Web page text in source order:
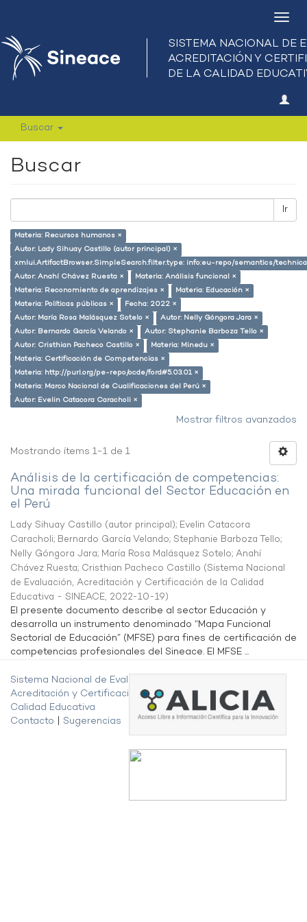
Buscar
Buscar
Ir
Materia: Recursos humanos ×
Autor: Lady Sihuay Castillo (autor principal) ×
xmlui.ArtifactBrowser.SimpleSearch.filter.type: info:eu-repo/semantics/
Autor: Anahí Chávez Ruesta ×
Materia: Análisis funcional ×
Materia: Reconomiento de aprendizajes ×
Materia: Educación ×
Materia: Políticas públicas ×
Fecha: 2022 ×
Autor: María Rosa Malásquez Sotelo ×
Autor: Nelly Góngora Jara ×
Autor: Bernardo García Velando ×
Autor: Stephanie Barboza Tello ×
Autor: Cristhian Pacheco Castillo ×
Materia: Minedu ×
Materia: Certificación de Competencias ×
Materia: http://purl.org/pe-repo/ocde/ford#5.03.01 ×
Materia: Marco Nacional de Cualificaciones del Perú ×
Autor: Evelin Catacora Caracholi ×
Mostrar filtros avanzados
Mostrando ítems 1-1 de 1
Análisis de la certificación de competencias:
Una mirada funcional del Sector Educación en
el Perú
Lady Sihuay Castillo (autor principal); Evelin Catacora
Caracholi; Bernardo García Velando; Stephanie Barboza Tello;
Nelly Góngora Jara; María Rosa Malásquez Sotelo; Anahí
Chávez Ruesta; Cristhian Pacheco Castillo (Sistema Nacional
de Evaluación, Acreditación y Certificación de la Calidad
Educativa - SINEACE, 2022-10-19)
El presente documento describe al sector Educación y
desarrolla un instrumento denominado “Mapa Funcional
Sectorial de Educación” (MFSE) para fines de certificación de
competencias profesionales del Sineace. El MFSE ...
Sistema Nacional de Evaluación,
Acreditación y Certificación de la
Calidad Educativa
Contacto
Sugerencias